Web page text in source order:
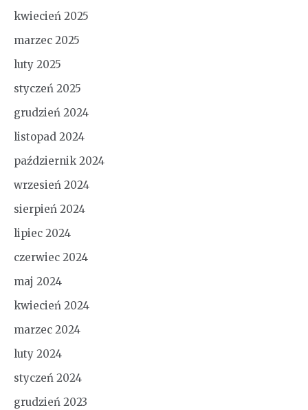
kwiecień 2025
marzec 2025
luty 2025
styczeń 2025
grudzień 2024
listopad 2024
październik 2024
wrzesień 2024
sierpień 2024
lipiec 2024
czerwiec 2024
maj 2024
kwiecień 2024
marzec 2024
luty 2024
styczeń 2024
grudzień 2023